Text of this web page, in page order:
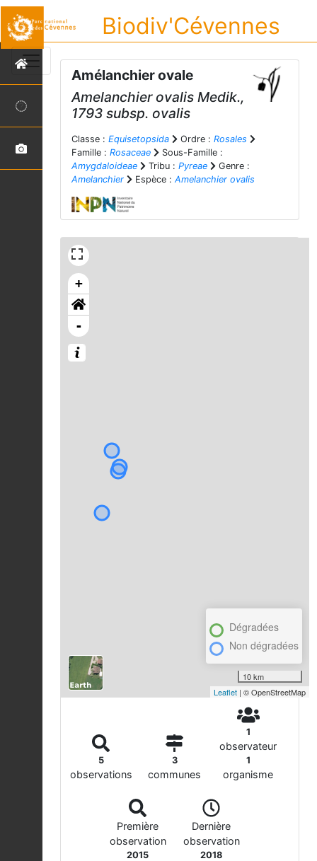
Biodiv'Cévennes
Amélanchier ovale
Amelanchier ovalis Medik.,
1793 subsp. ovalis
Classe : Equisetopsida Ordre : Rosales
Famille : Rosaceae
Sous-Famille :
Amygdaloideae
Tribu : Pyreae
Genre :
Amelanchier
Espèce : Amelanchier ovalis
+
-
Dégradées
Non dégradées
10 km
Leaflet | © OpenStreetMap
5
observations
3
communes
1
observateur
1
organisme
Première
observation
2015
Dernière
observation
2018